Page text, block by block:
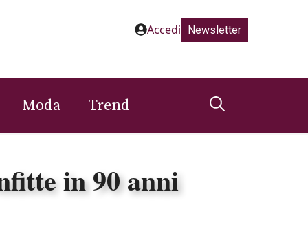
Accedi Newsletter
Moda Trend
in 90 anni